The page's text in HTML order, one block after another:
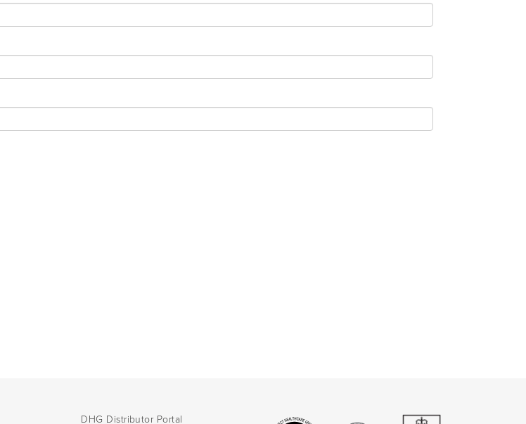
DHG Distributor Portal